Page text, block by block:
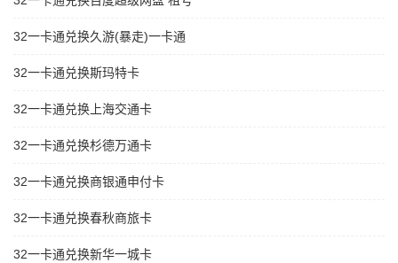
32一卡通兑换久游(暴走)一卡通
32一卡通兑换斯玛特卡
32一卡通兑换上海交通卡
32一卡通兑换杉德万通卡
32一卡通兑换商银通申付卡
32一卡通兑换春秋商旅卡
32一卡通兑换新华一城卡